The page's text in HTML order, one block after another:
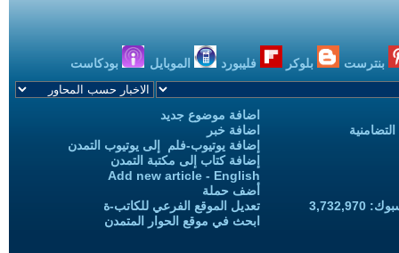
بنترست بلوكر فليبورد الموبايل بودكاست
اضافة موضوع جديد
اضافة خبر
إضافة يوتيوب-فلم إلى يوتيوب التمدن
إضافة كتاب إلى مكتبة التمدن
Add new article - English
أضف حملة
تعديل الموقع الفرعي للكاتب-ة
ابحث في موقع الحوار المتمدن